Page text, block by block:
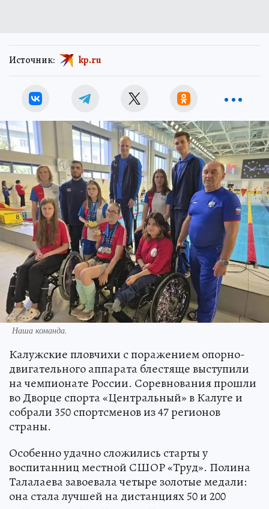
Источник: kp.ru
Наша команда.
Калужские пловчихи с поражением опорно-
двигательного аппарата блестяще выступили
на чемпионате России. Соревнования прошли
во Дворце спорта «Центральный» в Калуге и
собрали 350 спортсменов из 47 регионов
страны.
Особенно удачно сложились старты у
воспитанниц местной СШОР «Труд». Полина
Талалаева завоевала четыре золотые медали:
она стала лучшей на дистанциях 50 и 200